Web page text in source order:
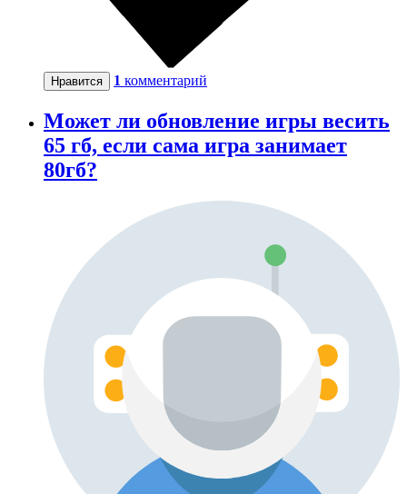
Нравится 1 комментарий
Может ли обновление игры весить
65 гб, если сама игра занимает
80гб?